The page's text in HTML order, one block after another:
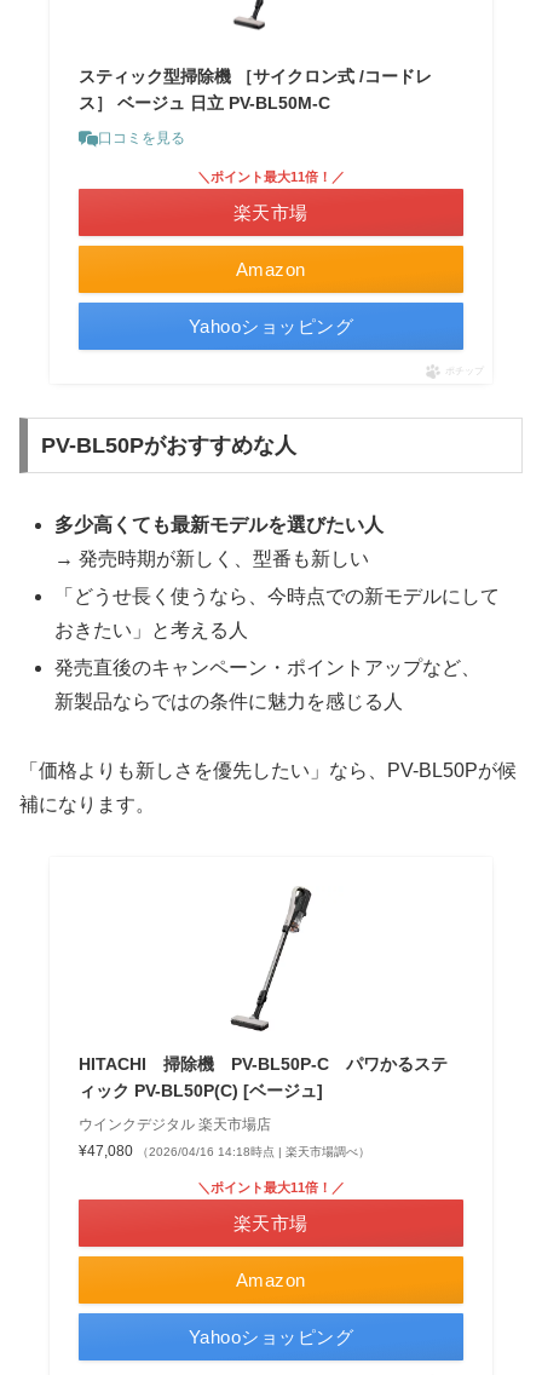
スティック型掃除機 ［サイクロン式 /コードレ
ス］ ベージュ 日立 PV-BL50M-C
口コミを見る
Amazon
＼ポイント最大11倍！／
楽天市場
Yahooショッピング
ポチップ
PV-BL50Pがおすすめな人
多少高くても最新モデルを選びたい人
→ 発売時期が新しく、型番も新しい
「どうせ長く使うなら、今時点での新モデルにして
おきたい」と考える人
発売直後のキャンペーン・ポイントアップなど、
新製品ならではの条件に魅力を感じる人
「価格よりも新しさを優先したい」なら、PV-BL50Pが候
補になります。
HITACHI 掃除機 PV-BL50P-C パワかるステ
ィック PV-BL50P(C) [ベージュ]
ウインクデジタル 楽天市場店
¥47,080
（2026/04/16 14:18時点 | 楽天市場調べ）
Amazon
＼ポイント最大11倍！／
楽天市場
Yahooショッピング